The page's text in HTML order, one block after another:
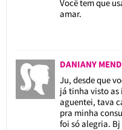
Você tem que
amar.
DANIANY
Ju, desde que
já tinha visto as
aguentei, tava
pra minha
foi só alegria. Bj